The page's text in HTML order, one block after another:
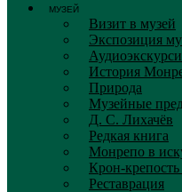
МУЗЕЙ
Визит в музей
Экспозиция
История
Природа
Музейные
Д. С. Лихачёв
Редкая книга
Монрепо в
Крон-
Реставрация